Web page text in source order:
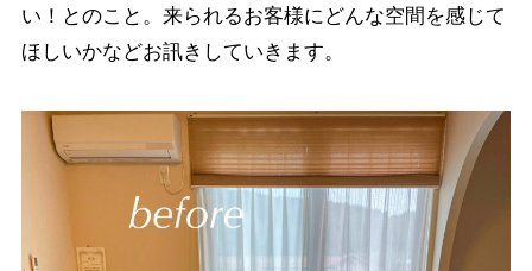
い！とのこと。来られるお客様にどんな空間を感じて
ほしいかなどお訊きしていきます。